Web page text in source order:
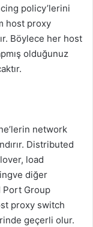
policy’lerini
host proxy
Böylece her host
olduğunuz
network
Distributed
load
diğer
Port Group
proxy switch
geçerli olur.